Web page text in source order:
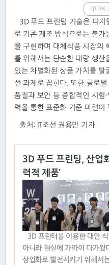
미디어
3D 푸드 프린팅 기술은 디지
로 기존 제조 방식으로는 불가
을 구현하며 대체식품 시장의
를 위해서는 단순한 대량 생산
있는 차별화된 상품 가치를 발
선 과제로 꼽힌다. 또한 글로
품질과 보안 등 종합적인 시험
력을 통한 표준화 기준 마련이
출처: IT조선 권용만 기자
3D 푸드 프린팅, 산업
력적 제품’
3D 프린터를 이용한 대안
아니라 현실에 가까이 다가왔
상업화로 발전시키기 위해서